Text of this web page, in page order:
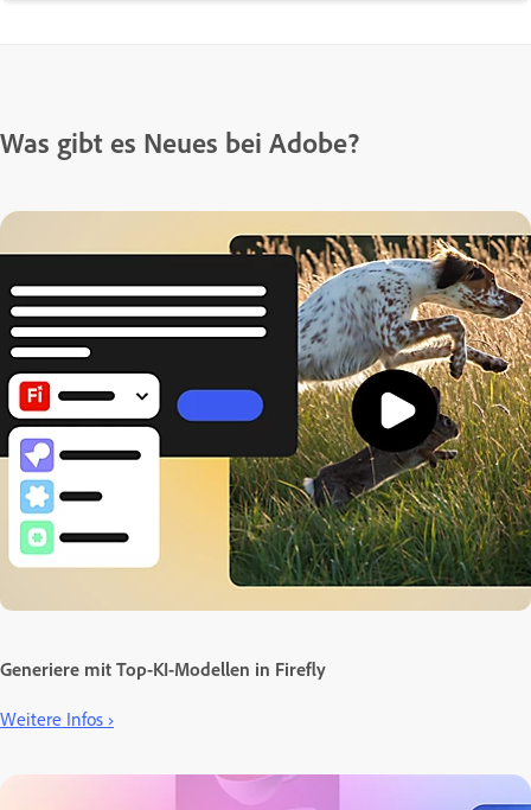
Was gibt es Neues bei Adobe?
Generiere mit Top-KI-Modellen in Firefly
Weitere Infos ›